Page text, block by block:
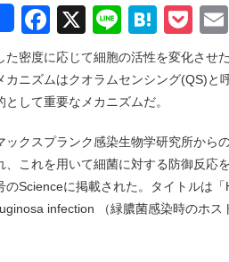
Facebook
X Line
た密度に応じて細胞の活性を変化させ
カニズムはクオラムセンシング(QS)と
して重要なメカニズムだ。
ックスプランク感染生物学研究所から
、これを用いて細菌に対する防御反応
のScienceに掲載された。タイトルは
infection （緑膿菌感染時のホス